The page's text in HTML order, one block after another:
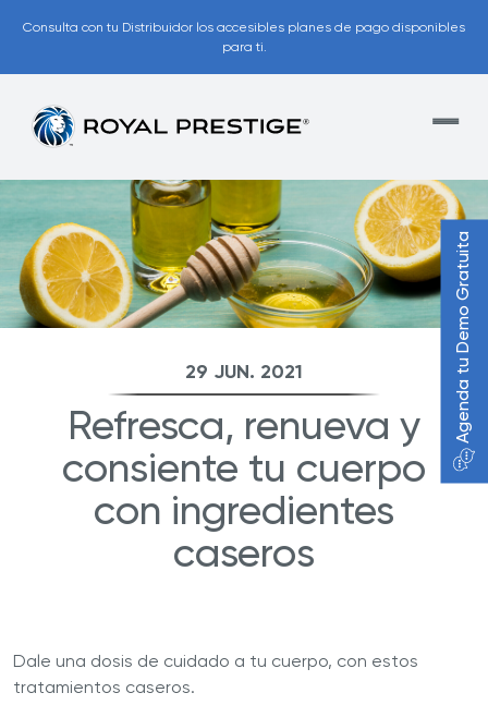
Consulta con tu Distribuidor los accesibles planes de pago disponibles
para ti.
29 JUN. 2021
Refresca, renueva y
consiente tu cuerpo
con ingredientes
caseros
Dale una dosis de cuidado a tu cuerpo, con estos
tratamientos caseros.
Agenda tu Demo Gratuita